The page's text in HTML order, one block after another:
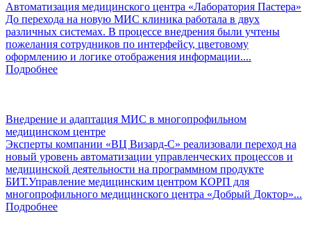
Автоматизация медицинского центра «Лаборатория Пастера»
До перехода на новую МИС клиника работала в двух
различных системах. В процессе внедрения были учтены
пожелания сотрудников по интерфейсу, цветовому
оформлению и логике отображения информации....
Подробнее
Внедрение и адаптация МИС в многопрофильном
медицинском центре
Эксперты компании «ВЦ Визард-С» реализовали переход на
новый уровень автоматизации управленческих процессов и
медицинской деятельности на программном продукте
БИТ.Управление медицинским центром КОРП для
многопрофильного медицинского центра «Добрый Доктор»...
Подробнее